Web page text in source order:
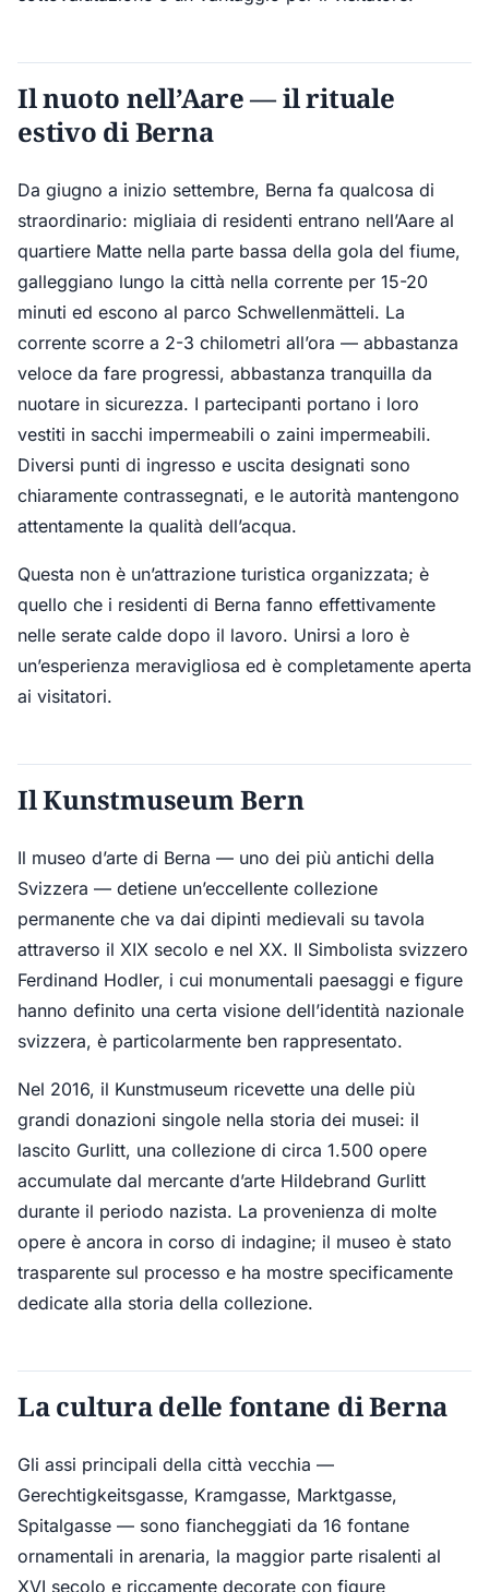
Il nuoto nell’Aare — il rituale
estivo di Berna
Da giugno a inizio settembre, Berna fa qualcosa di
straordinario: migliaia di residenti entrano nell’Aare al
quartiere Matte nella parte bassa della gola del fiume,
galleggiano lungo la città nella corrente per 15-20
minuti ed escono al parco Schwellenmätteli. La
corrente scorre a 2-3 chilometri all’ora — abbastanza
veloce da fare progressi, abbastanza tranquilla da
nuotare in sicurezza. I partecipanti portano i loro
vestiti in sacchi impermeabili o zaini impermeabili.
Diversi punti di ingresso e uscita designati sono
chiaramente contrassegnati, e le autorità mantengono
attentamente la qualità dell’acqua.
Questa non è un’attrazione turistica organizzata; è
quello che i residenti di Berna fanno effettivamente
nelle serate calde dopo il lavoro. Unirsi a loro è
un’esperienza meravigliosa ed è completamente aperta
ai visitatori.
Il Kunstmuseum Bern
Il museo d’arte di Berna — uno dei più antichi della
Svizzera — detiene un’eccellente collezione
permanente che va dai dipinti medievali su tavola
attraverso il XIX secolo e nel XX. Il Simbolista svizzero
Ferdinand Hodler, i cui monumentali paesaggi e figure
hanno definito una certa visione dell’identità nazionale
svizzera, è particolarmente ben rappresentato.
Nel 2016, il Kunstmuseum ricevette una delle più
grandi donazioni singole nella storia dei musei: il
lascito Gurlitt, una collezione di circa 1.500 opere
accumulate dal mercante d’arte Hildebrand Gurlitt
durante il periodo nazista. La provenienza di molte
opere è ancora in corso di indagine; il museo è stato
trasparente sul processo e ha mostre specificamente
dedicate alla storia della collezione.
La cultura delle fontane di Berna
Gli assi principali della città vecchia —
Gerechtigkeitsgasse, Kramgasse, Marktgasse,
Spitalgasse — sono fiancheggiati da 16 fontane
ornamentali in arenaria, la maggior parte risalenti al
XVI secolo e riccamente decorate con figure